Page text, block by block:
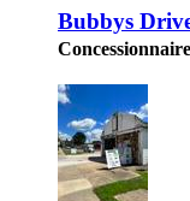
Bubbys